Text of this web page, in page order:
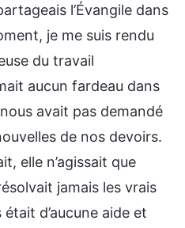
l’Évangile dans
je me suis rendu
du travail
aucun fardeau dans
avait pas demandé
de nos devoirs.
elle n’agissait que
jamais les vrais
d’aucune aide et